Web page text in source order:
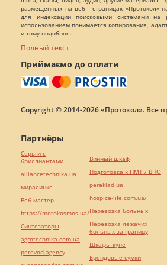
размещенных на веб - страницах «Протокол»
для индексации поисковыми системами на
использованием понимается копирования,
и тому подобное.
Полный текст
Приймаємо до оплати
Copyright © 2014-2026 «Протокол». Все
Партнёры
Серьги с
бриллиантами
alliancetechnika.ua
миралинкс
Веб мастер
https://motokosmos.ua/
Синтезаторы
agrotechnika.com.ua
perevod.agency
Винный шкаф
Подготовка к НМТ / ВНО
pereklad.ua
hospice-life.com.ua/
Перевозка больных
Перевозка лежачих
больных за границу
Шкафы купе
Брендовые сумки